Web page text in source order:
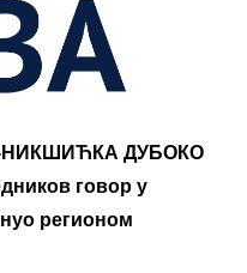
ДУБОКО
говор у
регионом